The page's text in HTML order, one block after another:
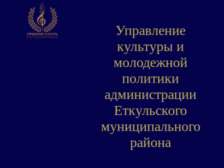
Управление
культуры и
молодежной
политики
администрации
Еткульского
муниципального
района